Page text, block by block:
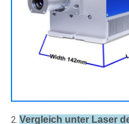
2. Vergleich unter Laser